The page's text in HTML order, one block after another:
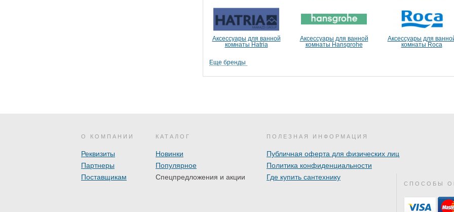
Аксессуары для ванной
комнаты Hatria
Аксессуары для ванной
комнаты Hansgrohe
Аксессуары для
комнаты Roca
Еще бренды
О КОМПАНИИ
Реквизиты
Партнеры
Поставщикам
КАТАЛОГ
Новинки
Популярное
Спецпредложения и акции
ПОЛЕЗНАЯ ИНФОРМАЦИЯ
Публичная оферта для физических лиц
Политика конфиденциальности
Где купить сантехнику
СПОСОБЫ